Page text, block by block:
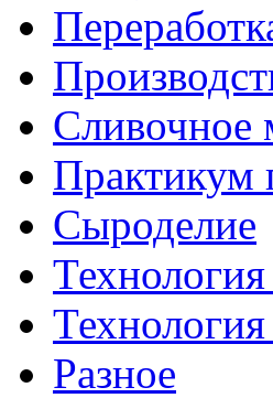
Сливочное
Практикум
Сыроделие
Разное